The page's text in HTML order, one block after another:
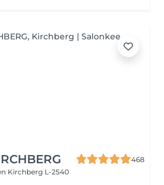
468
Kirchberg L-2540